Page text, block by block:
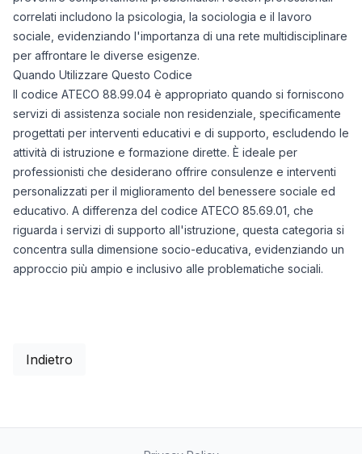
correlati includono la psicologia, la sociologia e il lavoro
sociale, evidenziando l'importanza di una rete multidisciplinare
per affrontare le diverse esigenze.
Quando Utilizzare Questo Codice
Il codice ATECO 88.99.04 è appropriato quando si forniscono
servizi di assistenza sociale non residenziale, specificamente
progettati per interventi educativi e di supporto, escludendo le
attività di istruzione e formazione dirette. È ideale per
professionisti che desiderano offrire consulenze e interventi
personalizzati per il miglioramento del benessere sociale ed
educativo. A differenza del codice ATECO 85.69.01, che
riguarda i servizi di supporto all'istruzione, questa categoria si
concentra sulla dimensione socio-educativa, evidenziando un
approccio più ampio e inclusivo alle problematiche sociali.
Indietro